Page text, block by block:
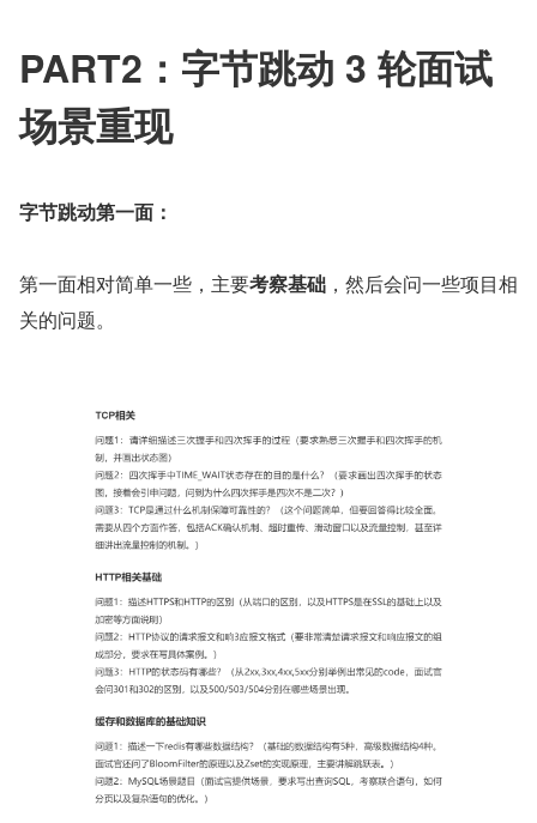
PART2：字节跳动 3 轮面试
场景重现
字节跳动第一面：
第一面相对简单一些，主要考察基础 ，然后会问一些项目相
关的问题。